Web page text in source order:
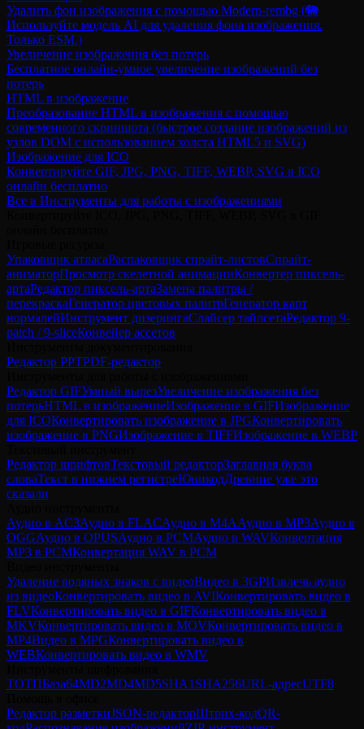
Удалить фон изображения с помощью Modern-rembg (🐘
Используйте модель AI для удаления фона изображения.
Только ESM.)
Увеличение изображения без потерь
Бесплатное онлайн-умное увеличение изображений без
потерь
HTML в изображение
Преобразование HTML в изображения с помощью
современного скриншота (быстрое создание изображений из
узлов DOM с использованием холста HTML5 и SVG)
Изображение для ICO
Конвертируйте GIF, JPG, PNG, TIFF, WEBP, SVG в ICO
онлайн бесплатно
Все в Инструменты для работы с изображениями
Упаковщик атласаРаспаковщик спрайт-листовСпрайт-
аниматорПросмотр скелетной анимацииКонвертер пиксель-
артаРедактор пиксель-артаЗамена палитры /
перекраскаГенератор цветовых палитрГенератор карт
нормалейИнструмент дизерингаСлайсер тайлсетаРедактор 9-
patch / 9-sliceКонвейер ассетов
Редактор PPTPDF-редактор
Редактор GIFУмный вырезУвеличение изображения без
потерьHTML в изображениеИзображение в GIFИзображение
для ICOКонвертировать изображение в JPGКонвертировать
изображение в PNGИзображение в TIFFИзображение в WEBP
Редактор шрифтовТекстовый редакторЗаглавная буква
словаТекст в нижнем регистреЮникодДревние уже это
сказали
Аудио в AC3Аудио в FLACАудио в M4AАудио в MP3Аудио в
OGGАудио в OPUSАудио в PCMАудио в WAVКонвертация
MP3 в PCMКонвертация WAV в PCM
Удаление водяных знаков с видеоВидео в 3GPИзвлечь аудио
из видеоКонвертировать видео в AVIКонвертировать видео в
FLVКонвертировать видео в GIFКонвертировать видео в
MKVКонвертировать видео в MOVКонвертировать видео в
MP4Видео в MPGКонвертировать видео в
WEBКонвертировать видео в WMV
ТОТПБаза64MD2MD4MD5SHA1 SHA256URL-адресUTF8
Редактор разметкиJSON-редакторШтрих-кодQR-